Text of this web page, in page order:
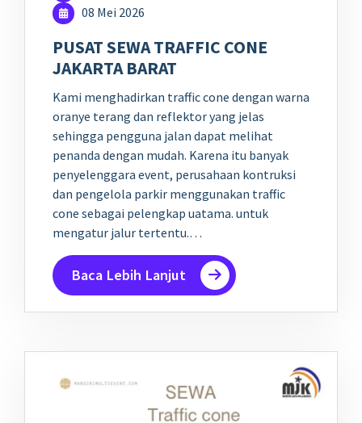
08 Mei 2026
PUSAT SEWA TRAFFIC CONE
JAKARTA BARAT
Kami menghadirkan traffic cone dengan warna
oranye terang dan reflektor yang jelas
sehingga pengguna jalan dapat melihat
penanda dengan mudah. Karena itu banyak
penyelenggara event, perusahaan kontruksi
dan pengelola parkir menggunakan traffic
cone sebagai pelengkap uatama. untuk
mengatur jalur tertentu.…
Baca Lebih Lanjut